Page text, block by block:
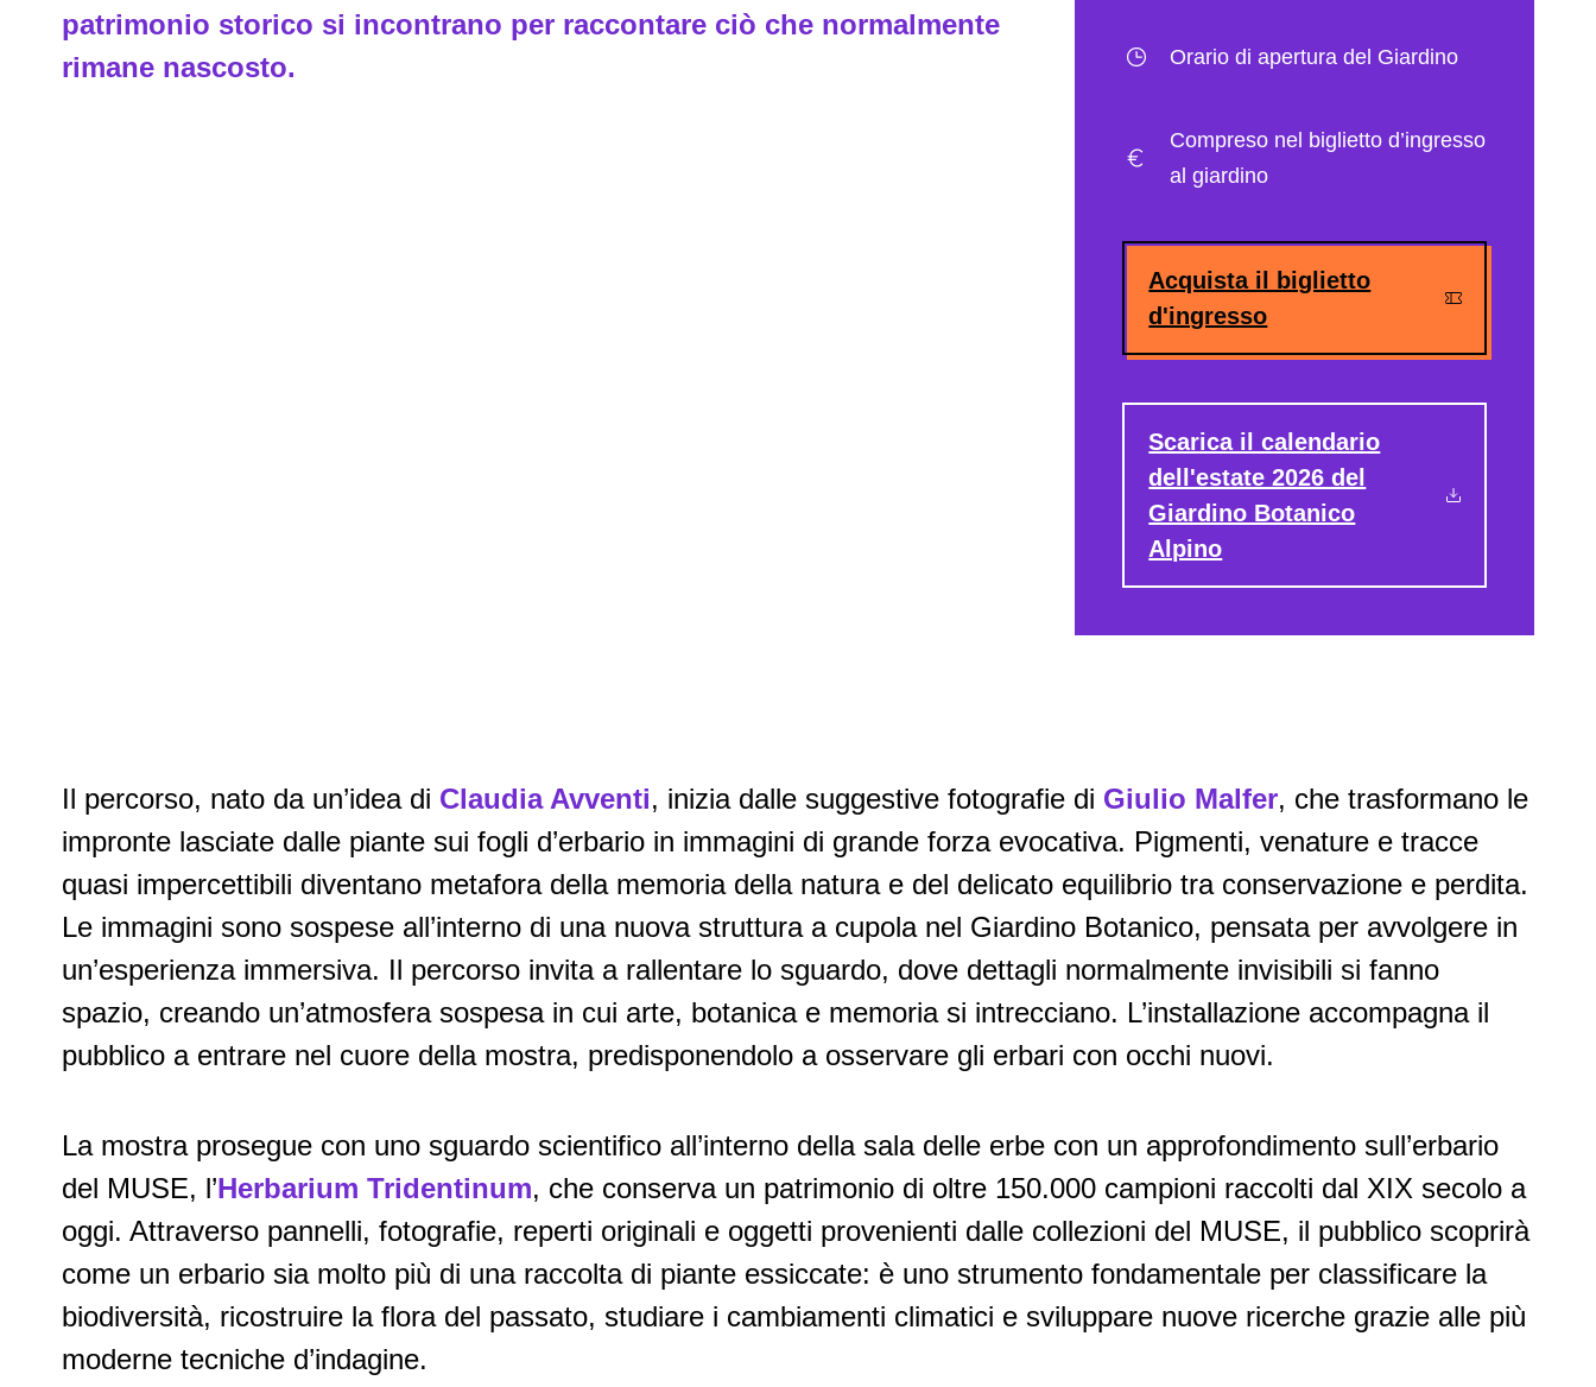
patrimonio storico si incontrano per raccontare ciò che normalmente
rimane nascosto.
Orario di apertura del Giardino
Compreso nel biglietto d’ingresso
al giardino
Acquista il biglietto
d'ingresso
Scarica il calendario
dell'estate 2026 del
Giardino Botanico
Alpino
Il percorso, nato da un’idea di Claudia Avventi, inizia dalle suggestive fotografie di Giulio Malfer, che trasformano le
impronte lasciate dalle piante sui fogli d’erbario in immagini di grande forza evocativa. Pigmenti, venature e tracce
quasi impercettibili diventano metafora della memoria della natura e del delicato equilibrio tra conservazione e perdita.
Le immagini sono sospese all’interno di una nuova struttura a cupola nel Giardino Botanico, pensata per avvolgere in
un’esperienza immersiva. Il percorso invita a rallentare lo sguardo, dove dettagli normalmente invisibili si fanno
spazio, creando un’atmosfera sospesa in cui arte, botanica e memoria si intrecciano. L’installazione accompagna il
pubblico a entrare nel cuore della mostra, predisponendolo a osservare gli erbari con occhi nuovi.
La mostra prosegue con uno sguardo scientifico all’interno della sala delle erbe con un approfondimento sull’erbario
del MUSE, l’Herbarium Tridentinum, che conserva un patrimonio di oltre 150.000 campioni raccolti dal XIX secolo a
oggi. Attraverso pannelli, fotografie, reperti originali e oggetti provenienti dalle collezioni del MUSE, il pubblico scoprirà
come un erbario sia molto più di una raccolta di piante essiccate: è uno strumento fondamentale per classificare la
biodiversità, ricostruire la flora del passato, studiare i cambiamenti climatici e sviluppare nuove ricerche grazie alle più
moderne tecniche d’indagine.